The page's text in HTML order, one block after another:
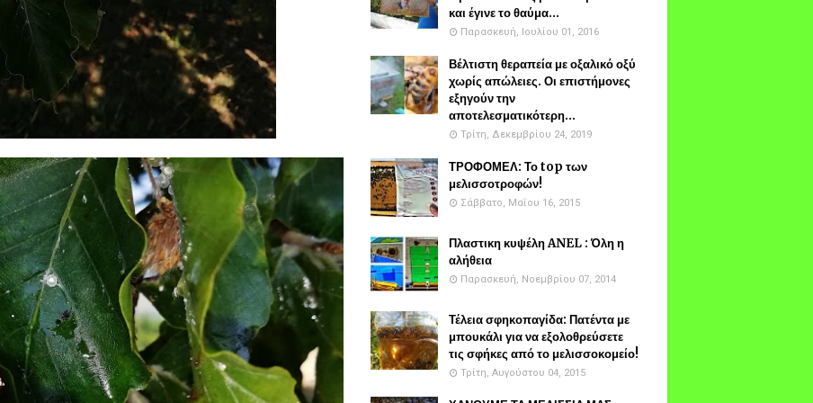
και έγινε το θαύμα...
Παρασκευή, Ιουλίου 01, 2016
Βέλτιστη θεραπεία με οξαλικό οξύ
χωρίς απώλειες. Οι επιστήμονες
εξηγούν την
αποτελεσματικότερη...
Τρίτη, Δεκεμβρίου 24, 2019
ΤΡΟΦΟΜΕΛ: Το top των
μελισσοτροφών!
Σάββατο, Μαΐου 16, 2015
Πλαστικη κυψέλη ANEL : Όλη η
αλήθεια
Παρασκευή, Νοεμβρίου 07, 2014
Τέλεια σφηκοπαγίδα: Πατέντα με
μπουκάλι για να εξολοθρεύσετε
τις σφήκες από το μελισσοκομείο!
Τρίτη, Αυγούστου 04, 2015